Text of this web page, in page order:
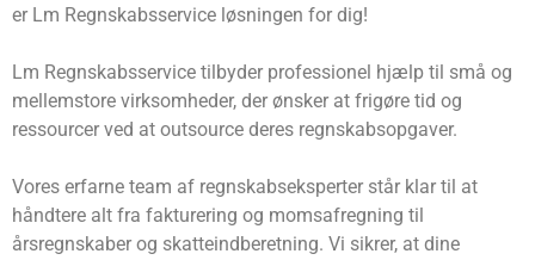
er Lm Regnskabsservice løsningen for dig!
Lm Regnskabsservice tilbyder professionel hjælp til små og
mellemstore virksomheder, der ønsker at frigøre tid og
ressourcer ved at outsource deres regnskabsopgaver.
Vores erfarne team af regnskabseksperter står klar til at
håndtere alt fra fakturering og momsafregning til
årsregnskaber og skatteindberetning. Vi sikrer, at dine